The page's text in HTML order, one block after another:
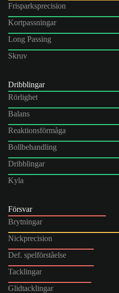
Frisparksprecision
Kortpassningar
Long Passing
Skruv
Dribblingar
Rörlighet
Balans
Reaktionsförmåga
Bollbehandling
Dribblingar
Kyla
Försvar
Brytningar
Nickprecision
Def. spelförståelse
Tacklingar
Glidtacklingar